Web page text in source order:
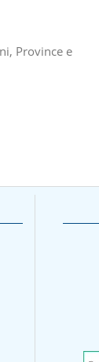
Province e